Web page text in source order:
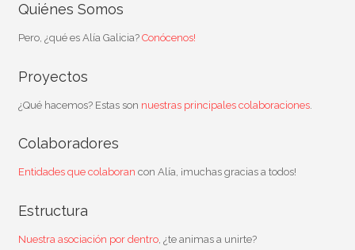
Quiénes Somos
Pero, ¿qué es Alía Galicia?Conócenos!
Proyectos
¿Qué hacemos? Estas son nuestras principales colaboraciones
Colaboradores
Entidades que colaboran con Alía, ¡muchas gracias a todos!
Estructura
Nuestra asociación por dentro , ¿te animas a unirte?